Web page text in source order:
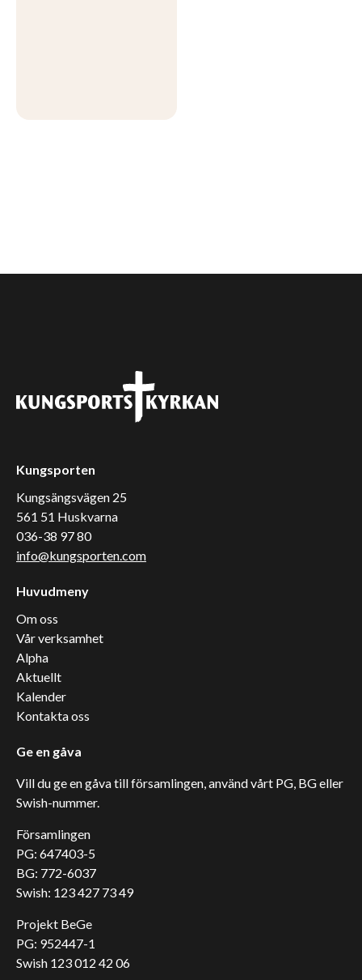
Kungsporten
Kungsängsvägen 25
561 51 Huskvarna
036-38 97 80
info@kungsporten.com
Huvudmeny
Om oss
Vår verksamhet
Alpha
Aktuellt
Kalender
Kontakta oss
Ge en gåva
Vill du ge en gåva till församlingen, använd vårt PG, BG eller
Swish-nummer.
Församlingen
PG: 647403-5
BG: 772-6037
Swish: 123 427 73 49
Projekt BeGe
PG: 952447-1
Swish 123 012 42 06